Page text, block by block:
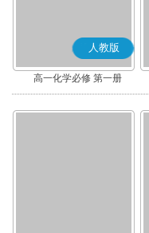
人教版
高一化学必修 第一册